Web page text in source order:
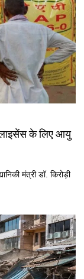
लाइसेंस के लिए आयु
मंत्री डॉ. किरोड़ी